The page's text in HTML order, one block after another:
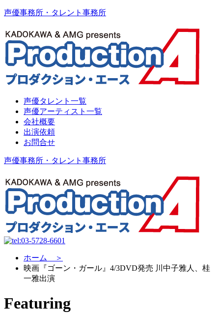
声優事務所・タレント事務所
声優タレント一覧
声優アーティスト一覧
会社概要
出演依頼
お問合せ
声優事務所・タレント事務所
ホーム ＞
映画『ゴーン・ガール』4/3DVD発売 川中子雅人、桂
一雅出演
Featuring